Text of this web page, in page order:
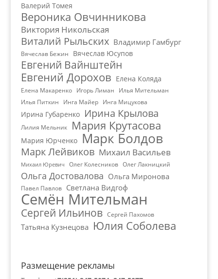
Валерий Томея
Вероника Овчинникова
Виктория Никольская
Виталий Рыльских Владимир Гамбург
Вячеслав Бежин Вячеслав Юсупов
Евгений Вайнштейн
Евгений Дорохов Елена Коляда
Елена Макаренко Игорь Лиман
Илья Мительман
Илья Питкин
Инга Майер Инга Мицукова
Ирина Губаренко Ирина Крылова
Лилия Мельник Мария Крутасова
Мария Юрченко Марк Болдов
Марк Лейвиков Михаил Васильев
Михаил Юревич Олег Колесников Олег Лакницкий
Ольга Достовалова Ольга Миронова
Павел Павлов Светлана Видгоф
Семён Мительман
Сергей Ильинов Сергей Пахомов
Татьяна Кузнецова Юлия Соболева
Размещение рекламы